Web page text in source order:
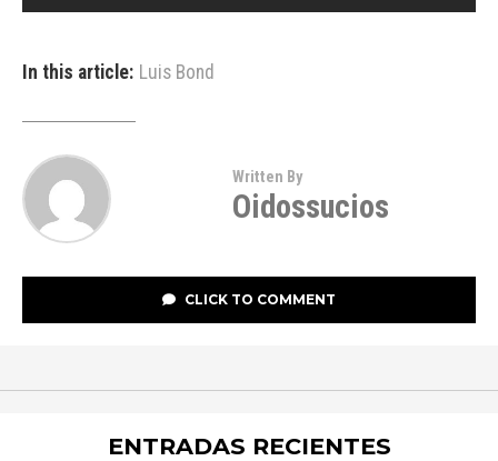
In this article: Luis Bond
Written By
Oidossucios
CLICK TO COMMENT
ENTRADAS RECIENTES